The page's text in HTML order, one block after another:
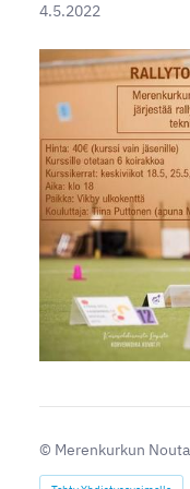
4.5.2022
© Merenkurkun